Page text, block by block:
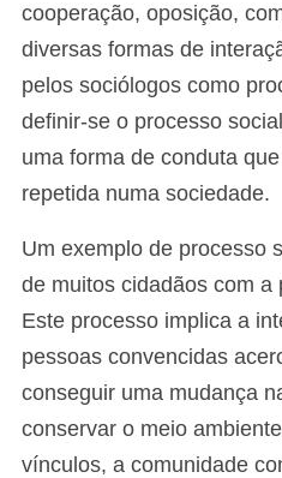
cooperação, oposição,
diversas formas de
pelos sociólogos como
definir-se o processo
uma forma de conduta
repetida numa sociedade.
Um exemplo de processo
de muitos cidadãos com a
Este processo implica a
pessoas convencidas
conseguir uma mudança
conservar o meio
vínculos, a comunidade